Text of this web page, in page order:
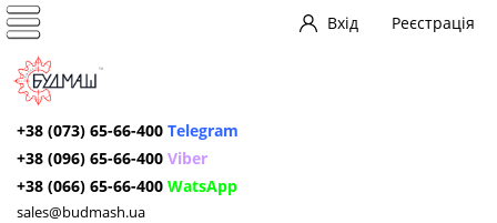
Вхід Реєстрація
+38 (073) 65-66-400 Telegram
+38 (096) 65-66-400 Viber
+38 (066) 65-66-400 WatsApp
sales@budmash.ua